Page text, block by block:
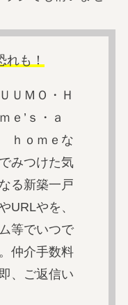
れも！
ＵＭＯ・Ｈ
ｅ’ｓ・ａ
ｈｏｍｅな
みつけた気
る新築一戸
URLやを、
等でいつで
仲介手数料
、ご返信い